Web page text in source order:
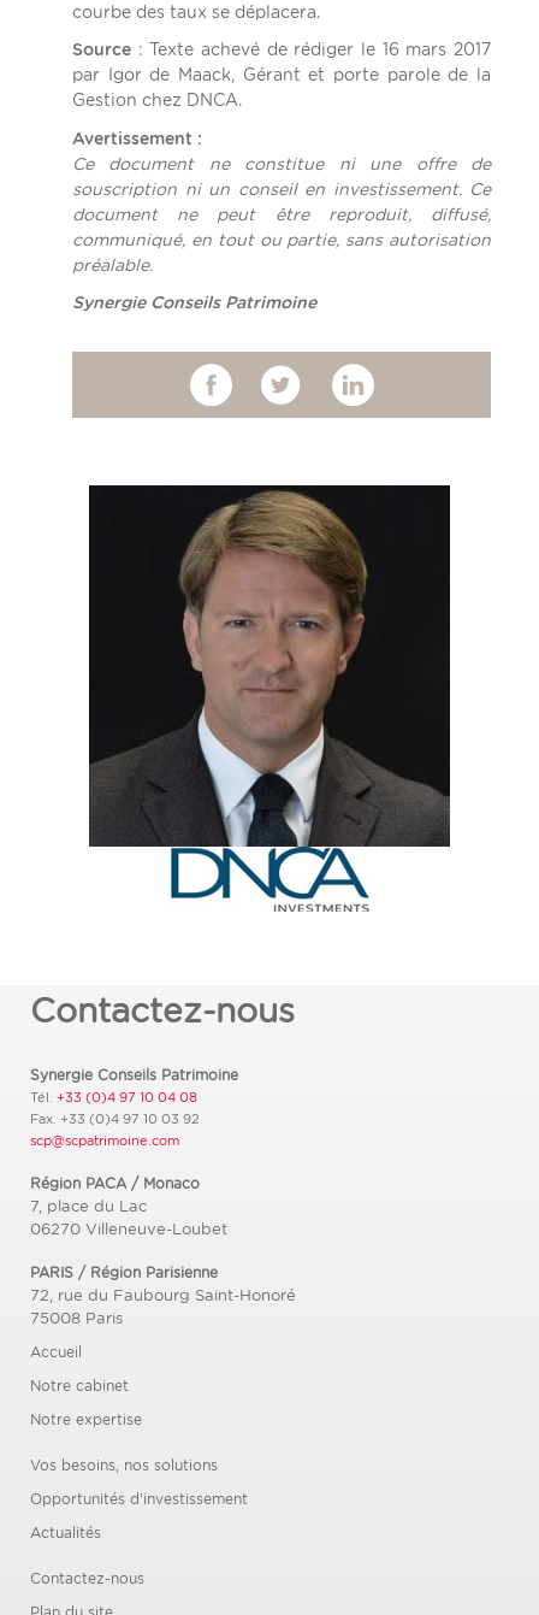
courbe des taux se déplacera.
Source : Texte achevé de rédiger le 16 mars 2017
par Igor de Maack, Gérant et porte parole de la
Gestion chez DNCA.
Avertissement :
Ce document ne constitue ni une offre de
souscription ni un conseil en investissement. Ce
document ne peut être reproduit, diffusé,
communiqué, en tout ou partie, sans autorisation
préalable.
Synergie Conseils Patrimoine
Contactez-nous
Synergie Conseils Patrimoine
Tél. +33 (0)4 97 10 04 08
Fax. +33 (0)4 97 10 03 92
scp@scpatrimoine.com
Région PACA / Monaco
7, place du Lac
06270 Villeneuve-Loubet
PARIS / Région Parisienne
72, rue du Faubourg Saint-Honoré
75008 Paris
Accueil
Notre cabinet
Notre expertise
Vos besoins, nos solutions
Opportunités d’investissement
Actualités
Contactez-nous